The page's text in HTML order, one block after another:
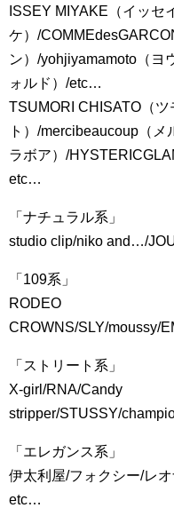
ISSEY MIYAKE（イッセ
ケ）/
ン）/yohjiyamamoto（ヨ
ォルド）/etc…
TSUMORI CHISATO（
ト）/mercibeaucoup（
ラボア）/
etc…
「ナチュラル系」
studio clip/niko and…/
「109系」
RODEO
CROWNS/SLY/moussy/
「ストリート系」
X-girl/RNA/Candy
stripper/STUSSY/
「エレガンス系」
伊太利屋/フォクシー/レ
etc…